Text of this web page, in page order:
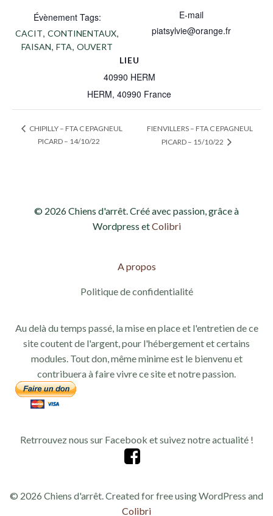
Évènement Tags:
CACIT, CONTINENTAUX,
FAISAN, FTA, OUVERT
LIEU
40990 HERM
HERM, 40990 France
E-mail
piatsylvie@orange.fr
CHIPILLY – FTA C EPAGNEUL
PICARD – 14/10/22
FIENVILLERS – FTA C EPAGNEUL
PICARD – 15/10/22
© 2026 Chiens d'arrêt. Créé avec passion, grâce à
Wordpress etColibri
A propos
Politique de confidentialité
Au delà du temps passé, la mise en place et l'entretien de ce
site coutent de l'argent, pour l'hébergement et certains
modules. Tout don, même minime est le bienvenu et
contribuera à faire vivre ce site et notre passion.
Retrrouvez nous sur Facebook et suivez notre actualité !
© 2026 Chiens d'arrêt. Created for free using WordPress and
Colibri